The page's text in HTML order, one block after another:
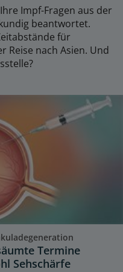
Impf-Fragen aus der
beantwortet.
für
Reise nach Asien. Und
Termine
Sehschärfe